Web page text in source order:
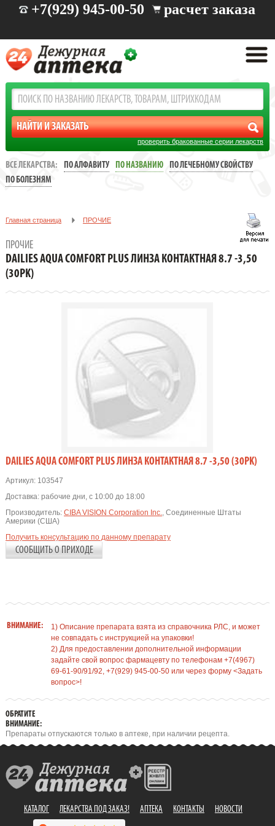
+7(929) 945-00-50 расчет заказа
проверить бракованные серии лекарств
ВСЕ ЛЕКАРСТВА: ПО АЛФАВИТУ ПО НАЗВАНИЮ
ПО ЛЕЧЕБНОМУ СВОЙСТВУ
ПО БОЛЕЗНЯМ
Главная страница ПРОЧИЕ
(30PK)
ПРОЧИЕ
DAILIES AQUA COMFORT PLUS ЛИНЗА КОНТАКТНАЯ 8.7 -3,50
(30PK)
DAILIES AQUA COMFORT PLUS ЛИНЗА КОНТАКТНАЯ 8.7 -3,50 (30PK)
Артикул:103547
Доставка: рабочие дни, с 10:00 до 18:00
Производитель: CIBA VISION Corporation Inc., Соединенные Штаты
Америки (США)
Получить консультацию по данному препарату
СООБЩИТЬ О ПРИХОДЕ
ВНИМАНИЕ:
1) Описание препарата взята из справочника РЛС, и может
не совпадать с инструкцией на упаковки!
2) Для предоставлении дополнительной информации
задайте свой вопрос фармацевту по телефонам +7(4967)
69-61-90/91/92, +7(929) 945-00-50 или через форму <Задать
вопрос>!
ОБРАТИТЕ
ВНИМАНИЕ:
Препараты отпускаются только в аптеке, при наличии рецепта.
КАТАЛОГ ЛЕКАРСТВА ПОД ЗАКАЗ! АПТЕКА КОНТАКТЫ НОВОСТИ